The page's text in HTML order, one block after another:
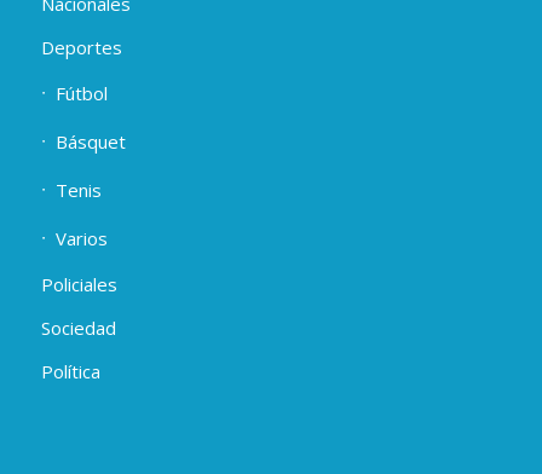
Deportes
Fútbol
Básquet
Tenis
Varios
Policiales
Sociedad
Política